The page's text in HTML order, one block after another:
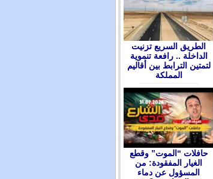
الطريق السريع تزنيت
الداخلة .. رافعة تنموية
لتمتين الترابط بين أقاليم
المملكة
حافلات “الموت” وقطع
الغيار المفقودة: من
المسؤول عن دماء